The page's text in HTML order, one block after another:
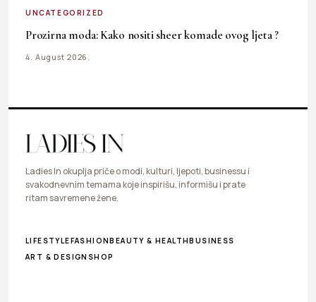
UNCATEGORIZED
Prozirna moda: Kako nositi sheer komade ovog ljeta ?
4. August 2026.
Ladies In okuplja priče o modi, kulturi, ljepoti, businessu i
svakodnevnim temama koje inspirišu, informišu i prate
ritam savremene žene.
LIFESTYLEFASHIONBEAUTY & HEALTHBUSINESS
ART & DESIGN SHOP